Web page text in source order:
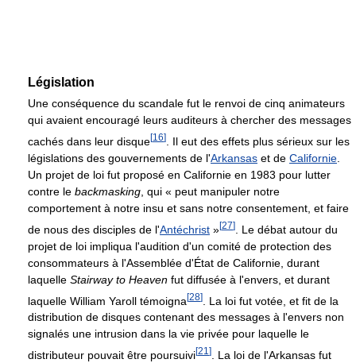
Législation
Une conséquence du scandale fut le renvoi de cinq animateurs
qui avaient encouragé leurs auditeurs à chercher des messages
cachés dans leur disque[16]
. Il eut des effets plus sérieux sur les
législations des gouvernements de l'Arkansas et de Californie
Un projet de loi fut proposé en Californie en 1983 pour lutter
contre le backmasking , qui « peut manipuler notre
comportement à notre insu et sans notre consentement, et faire
de nous des disciples de l'Antéchrist »[27]
. Le débat autour du
projet de loi impliqua l'audition d'un comité de protection des
consommateurs à l'Assemblée d'État de Californie, durant
laquelle Stairway to Heaven fut diffusée à l'envers, et durant
laquelle William Yaroll témoigna[28]
. La loi fut votée, et fit de la
distribution de disques contenant des messages à l'envers non
signalés une intrusion dans la vie privée pour laquelle le
distributeur pouvait être poursuivi[21 ]
. La loi de l'Arkansas fut